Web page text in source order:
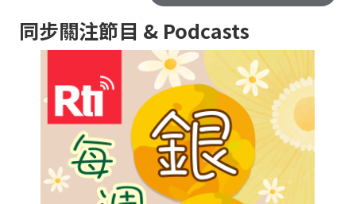
同步關注節目 & Podcasts